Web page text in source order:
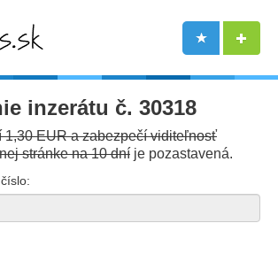
inzerátu č. 30318
1,30 EUR a zabezpečí viditeľnosť
stránke na 10 dní je pozastavená.